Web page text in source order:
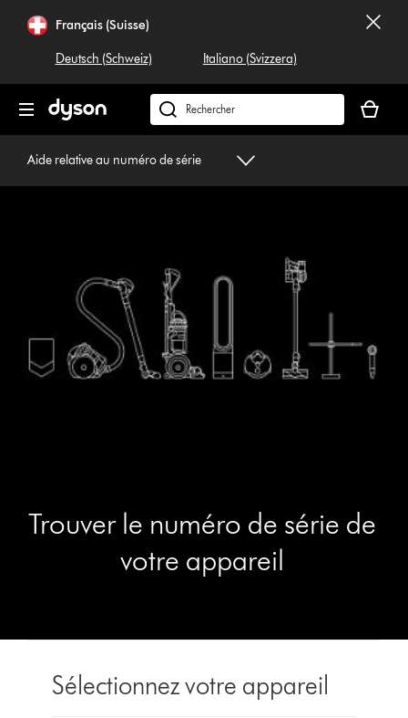
Français (Suisse)
Deutsch (Schweiz) Italiano (Svizzera)
Rechercher
dyson.ch
panier
est
Aide relative au numéro de série
Trouver le numéro de série de
votre appareil
Sélectionnez votre appareil